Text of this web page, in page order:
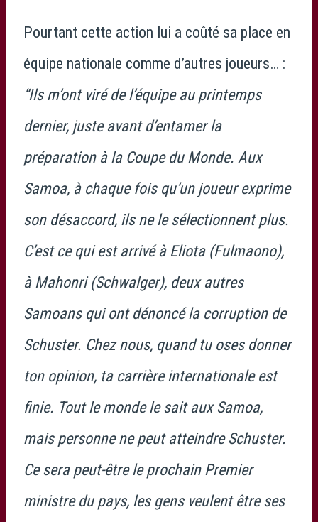
Pourtant cette action lui a coûté sa place en
équipe nationale comme d’autres joueurs… :
“Ils m’ont viré de l’équipe au printemps
dernier, juste avant d’entamer la
préparation à la Coupe du Monde. Aux
Samoa, à chaque fois qu’un joueur exprime
son désaccord, ils ne le sélectionnent plus.
C’est ce qui est arrivé à Eliota (Fulmaono),
à Mahonri (Schwalger), deux autres
Samoans qui ont dénoncé la corruption de
Schuster. Chez nous, quand tu oses donner
ton opinion, ta carrière internationale est
finie. Tout le monde le sait aux Samoa,
mais personne ne peut atteindre Schuster.
Ce sera peut-être le prochain Premier
ministre du pays, les gens veulent être ses